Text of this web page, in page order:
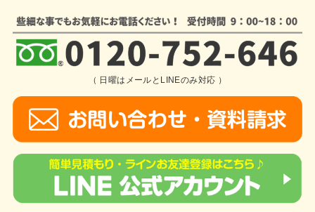
（ 日曜はメールとLINEのみ対応 ）